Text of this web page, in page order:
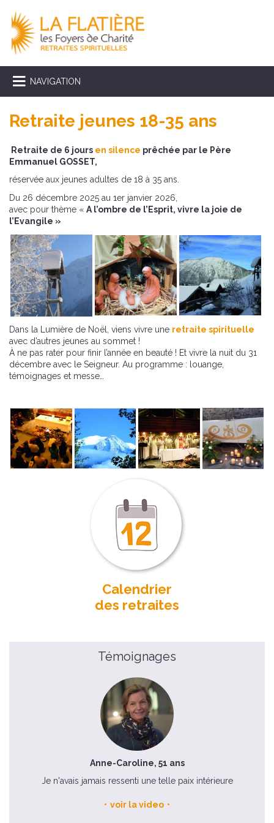
NAVIGATION
Retraite jeunes 18-35 ans
Retraite de 6 jours en silence prêchée par le Père
Emmanuel GOSSET,
réservée aux jeunes adultes de 18 à 35 ans.
Du 26 décembre 2025 au 1er janvier 2026,
avec pour thème « A l’ombre de l’Esprit, vivre la joie de
l’Evangile »
Dans la Lumière de Noël, viens vivre une retraite spirituelle
avec d’autres jeunes au sommet !
À ne pas rater pour finir l’année en beauté ! Et vivre la nuit du 31
décembre avec le Seigneur. Au programme : louange,
témoignages et messe…
Calendrier
des retraites
Témoignages
Anne-Caroline, 51 ans
Je n'avais jamais ressenti une telle paix intérieure
voir la video